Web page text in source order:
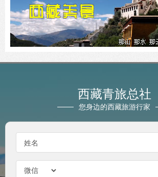
西藏青旅总社
您身边的西藏旅游行家
姓名